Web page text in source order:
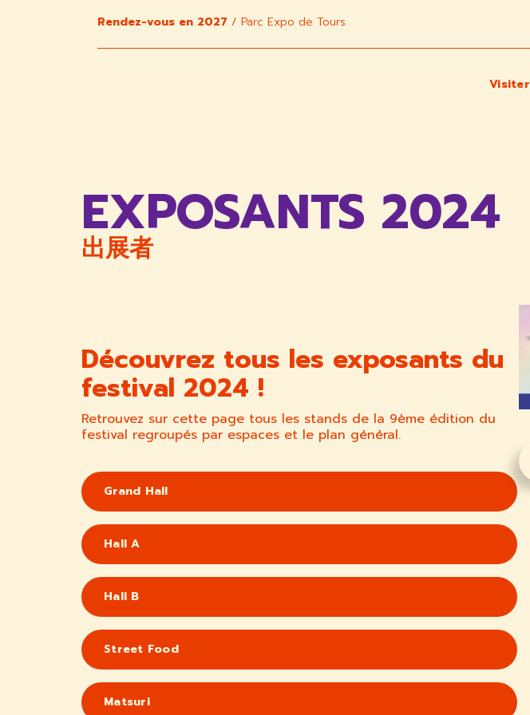
Rendez-vous en 2027 / Parc Expo de Tours
Visiter
EXPOSANTS 2024
出展者
Découvrez tous les exposants du
festival 2024 !
Retrouvez sur cette page tous les stands de la 9ème édition du
festival regroupés par espaces et le plan général.
Grand Hall
Hall A
Hall B
Street Food
Matsuri